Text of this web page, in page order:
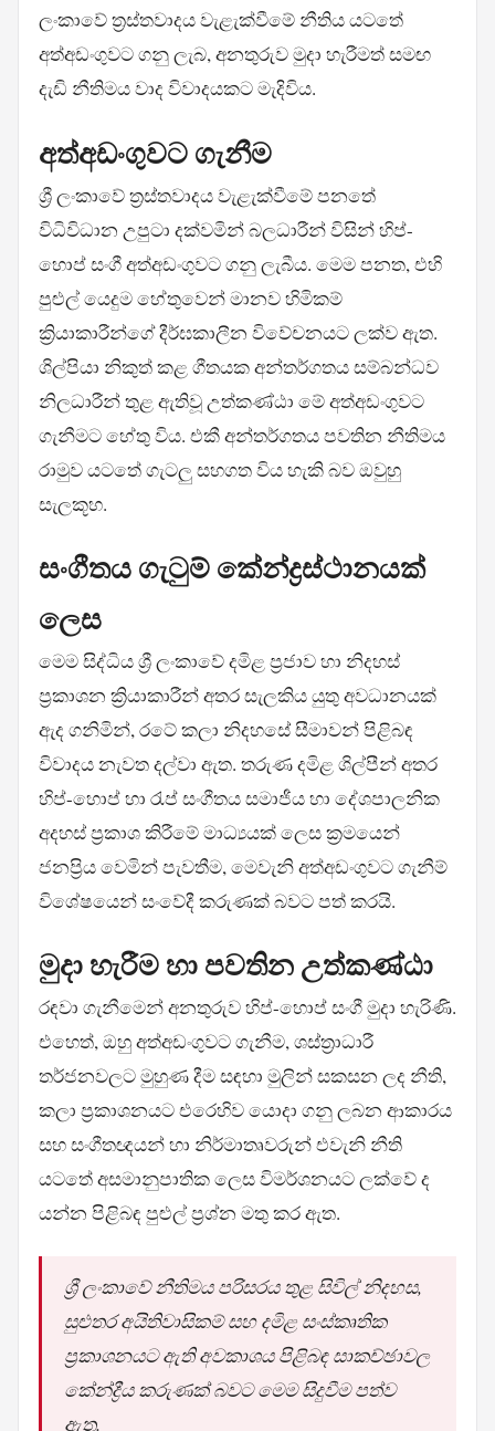
ලංකාවේ ත්‍රස්තවාදය වැළැක්වීමේ නීතිය යටතේ
අත්අඩංගුවට ගනු ලැබ, අනතුරුව මුදා හැරීමත් සමඟ
දැඩි නීතිමය වාද විවාදයකට මැදිවිය.
අත්අඩංගුවට ගැනීම
ශ්‍රී ලංකාවේ ත්‍රස්තවාදය වැළැක්වීමේ පනතේ
විධිවිධාන උපුටා දක්වමින් බලධාරීන් විසින් හිප්-
හොප් සංගී අත්අඩංගුවට ගනු ලැබීය. මෙම පනත, එහි
පුළුල් යෙදුම හේතුවෙන් මානව හිමිකම්
ක්‍රියාකාරීන්ගේ දීර්ඝකාලීන විවේචනයට ලක්ව ඇත.
ශිල්පියා නිකුත් කළ ගීතයක අන්තර්ගතය සම්බන්ධව
නිලධාරීන් තුළ ඇතිවූ උත්කණ්ඨා මේ අත්අඩංගුවට
ගැනීමට හේතු විය. එකී අන්තර්ගතය පවතින නීතිමය
රාමුව යටතේ ගැටලු සහගත විය හැකි බව ඔවුහු
සැලකූහ.
සංගීතය ගැටුම් කේන්ද්‍රස්ථානයක්
ලෙස
මෙම සිද්ධිය ශ්‍රී ලංකාවේ දමිළ ප්‍රජාව හා නිදහස්
ප්‍රකාශන ක්‍රියාකාරීන් අතර සැලකිය යුතු අවධානයක්
ඇද ගනිමින්, රටේ කලා නිදහසේ සීමාවන් පිළිබඳ
විවාදය නැවත දල්වා ඇත. තරුණ දමිළ ශිල්පීන් අතර
හිප්-හොප් හා රැප් සංගීතය සමාජීය හා දේශපාලනික
අදහස් ප්‍රකාශ කිරීමේ මාධ්‍යයක් ලෙස ක්‍රමයෙන්
ජනප්‍රිය වෙමින් පැවතීම, මෙවැනි අත්අඩංගුවට ගැනීම්
විශේෂයෙන් සංවේදී කරුණක් බවට පත් කරයි.
මුදා හැරීම හා පවතින උත්කණ්ඨා
රඳවා ගැනීමෙන් අනතුරුව හිප්-හොප් සංගී මුදා හැරිණි.
එහෙත්, ඔහු අත්අඩංගුවට ගැනීම, ශස්ත්‍රාධාරී
තර්ජනවලට මුහුණ දීම සඳහා මුලින් සකසන ලද නීති,
කලා ප්‍රකාශනයට එරෙහිව යොදා ගනු ලබන ආකාරය
සහ සංගීතඥයන් හා නිර්මාතෘවරුන් එවැනි නීති
යටතේ අසමානුපාතික ලෙස විමර්ශනයට ලක්වේ ද
යන්න පිළිබඳ පුළුල් ප්‍රශ්න මතු කර ඇත.
ශ්‍රී ලංකාවේ නීතිමය පරිසරය තුළ සිවිල් නිදහස,
සුළුතර අයිතිවාසිකම් සහ දමිළ සංස්කෘතික
ප්‍රකාශනයට ඇති අවකාශය පිළිබඳ සාකච්ඡාවල
කේන්ද්‍රීය කරුණක් බවට මෙම සිදුවීම පත්ව
ඇත.